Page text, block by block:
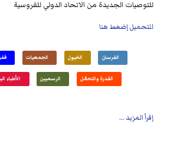
للتوصيات الجديدة من الاتحاد الدولي للفروسية
للتحميل إضغط هنا
الفرسان الخيول الجمعيات
القدرة والتحمّل الرسميين الأطباء
إقرأ المزيد ...